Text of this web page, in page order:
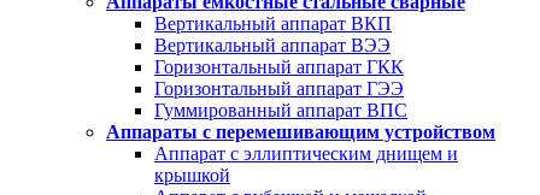
Вертикальный аппарат ВКП
Вертикальный аппарат ВЭЭ
Горизонтальный аппарат ГКК
Горизонтальный аппарат ГЭЭ
Гуммированный аппарат ВПС
Аппараты с перемешивающим устройством
Аппарат с эллиптическим днищем и
крышкой